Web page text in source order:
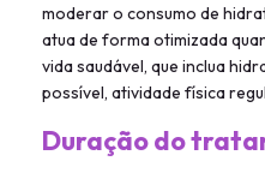
moderar o consumo de
atua de forma otimizada
vida saudável, que inclua
possível, atividade física
Duração do